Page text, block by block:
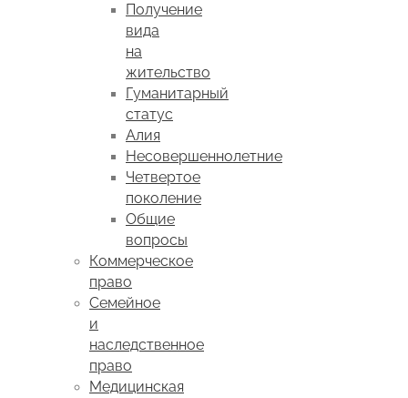
Получение
вида
на
жительство
Гуманитарный
статус
Алия
Несовершеннолетние
Четвертое
поколение
Общие
вопросы
Коммерческое
право
Семейное
и
наследственное
право
Медицинская